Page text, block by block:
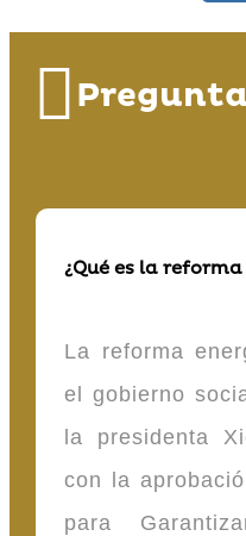
¿Qué es la
La reforma
el gobierno
la presidenta
con la
para